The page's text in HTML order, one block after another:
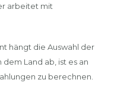
arbeitet mit
hängt die Auswahl der
Land ab, ist es an
zu berechnen.